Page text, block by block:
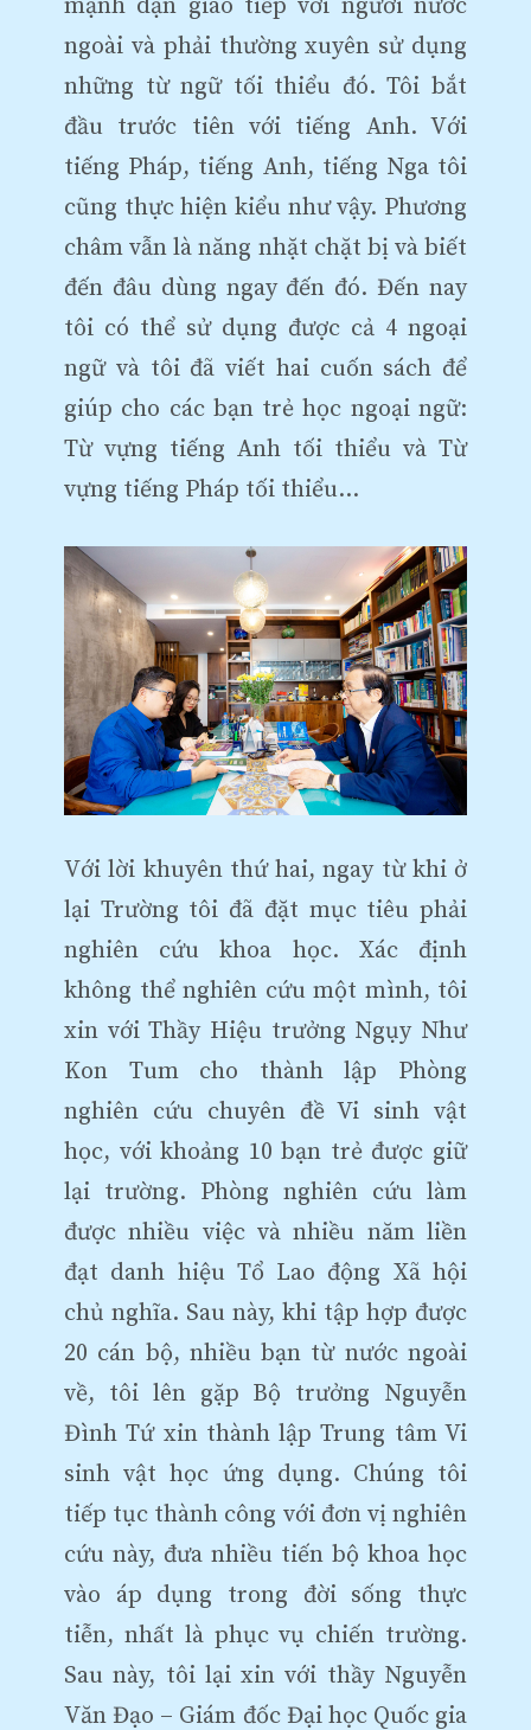
mạnh dạn giao tiếp với người nước
ngoài và phải thường xuyên sử dụng
những từ ngữ tối thiểu đó. Tôi bắt
đầu trước tiên với tiếng Anh. Với
tiếng Pháp, tiếng Anh, tiếng Nga tôi
cũng thực hiện kiểu như vậy. Phương
châm vẫn là năng nhặt chặt bị và biết
đến đâu dùng ngay đến đó. Đến nay
tôi có thể sử dụng được cả 4 ngoại
ngữ và tôi đã viết hai cuốn sách để
giúp cho các bạn trẻ học ngoại ngữ:
Từ vựng tiếng Anh tối thiểu và Từ
vựng tiếng Pháp tối thiểu…
Với lời khuyên thứ hai, ngay từ khi ở
lại Trường tôi đã đặt mục tiêu phải
nghiên cứu khoa học. Xác định
không thể nghiên cứu một mình, tôi
xin với Thầy Hiệu trưởng Ngụy Như
Kon Tum cho thành lập Phòng
nghiên cứu chuyên đề Vi sinh vật
học, với khoảng 10 bạn trẻ được giữ
lại trường. Phòng nghiên cứu làm
được nhiều việc và nhiều năm liền
đạt danh hiệu Tổ Lao động Xã hội
chủ nghĩa. Sau này, khi tập hợp được
20 cán bộ, nhiều bạn từ nước ngoài
về, tôi lên gặp Bộ trưởng Nguyễn
Đình Tứ xin thành lập Trung tâm Vi
sinh vật học ứng dụng. Chúng tôi
tiếp tục thành công với đơn vị nghiên
cứu này, đưa nhiều tiến bộ khoa học
vào áp dụng trong đời sống thực
tiễn, nhất là phục vụ chiến trường.
Sau này, tôi lại xin với thầy Nguyễn
Văn Đạo – Giám đốc Đại học Quốc gia